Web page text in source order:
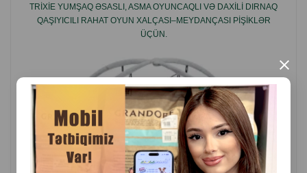
×
TRIXIE YUMŞAQ ƏSASLI, ASMA OYUNCAQLI VƏ DAXILI DIRNAQ
QAŞIYICILI RAHAT OYUN XALÇASI–MEYDANÇASI PIŞIKLƏR
ÜÇÜN.